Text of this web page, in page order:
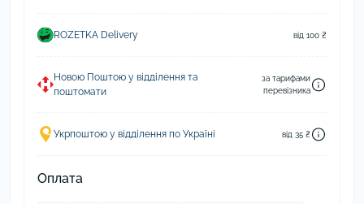
ROZETKA Delivery від 100 ₴
Новою Поштою у відділення та
поштомати
за тарифами
перевізника
Укрпоштою у відділення по Україні від 35 ₴
Оплата